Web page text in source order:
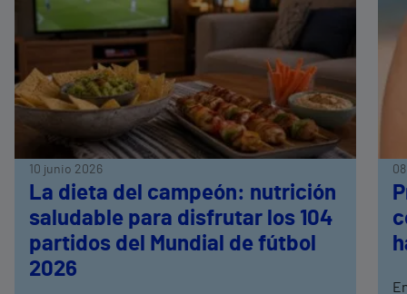
10 junio 2026
La dieta del campeón: nutrición
saludable para disfrutar los 104
partidos del Mundial de fútbol
2026